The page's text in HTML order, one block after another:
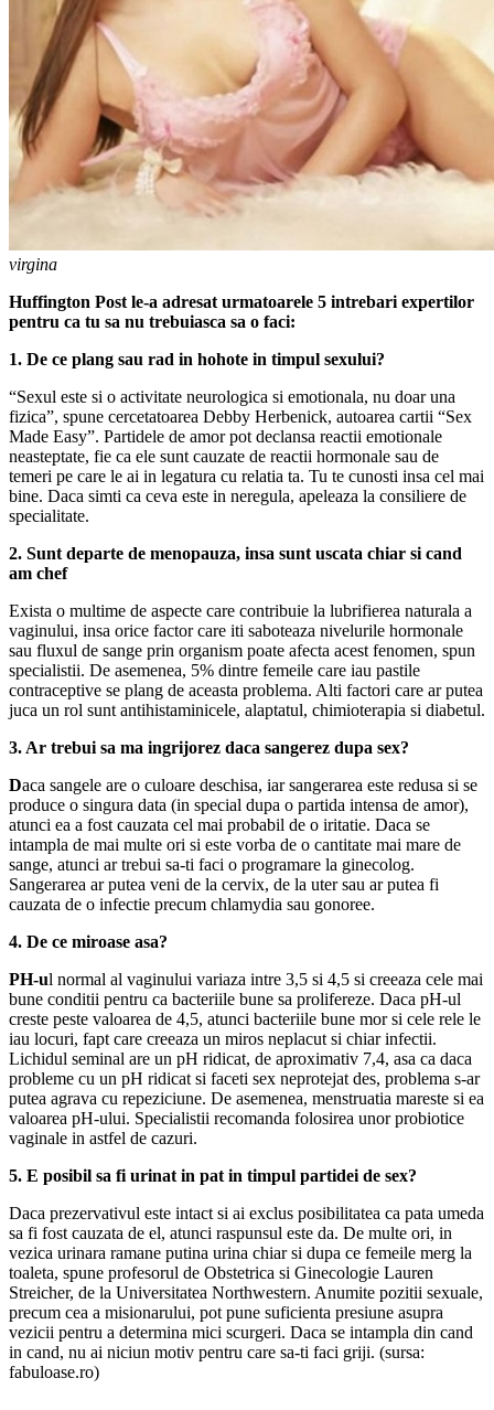
virgina
Huffington Post le-a adresat urmatoarele 5 intrebari expertilor
pentru ca tu sa nu trebuiasca sa o faci:
1. De ce plang sau rad in hohote in timpul sexului?
“Sexul este si o activitate neurologica si emotionala, nu doar una
fizica”, spune cercetatoarea Debby Herbenick, autoarea cartii “Sex
Made Easy”. Partidele de amor pot declansa reactii emotionale
neasteptate, fie ca ele sunt cauzate de reactii hormonale sau de
temeri pe care le ai in legatura cu relatia ta. Tu te cunosti insa cel mai
bine. Daca simti ca ceva este in neregula, apeleaza la consiliere de
specialitate.
2. Sunt departe de menopauza, insa sunt uscata chiar si cand
am chef
Exista o multime de aspecte care contribuie la lubrifierea naturala a
vaginului, insa orice factor care iti saboteaza nivelurile hormonale
sau fluxul de sange prin organism poate afecta acest fenomen, spun
specialistii. De asemenea, 5% dintre femeile care iau pastile
contraceptive se plang de aceasta problema. Alti factori care ar putea
juca un rol sunt antihistaminicele, alaptatul, chimioterapia si diabetul.
3. Ar trebui sa ma ingrijorez daca sangerez dupa sex?
Daca sangele are o culoare deschisa, iar sangerarea este redusa si se
produce o singura data (in special dupa o partida intensa de amor),
atunci ea a fost cauzata cel mai probabil de o iritatie. Daca se
intampla de mai multe ori si este vorba de o cantitate mai mare de
sange, atunci ar trebui sa-ti faci o programare la ginecolog.
Sangerarea ar putea veni de la cervix, de la uter sau ar putea fi
cauzata de o infectie precum chlamydia sau gonoree.
4. De ce miroase asa?
PH-ul normal al vaginului variaza intre 3,5 si 4,5 si creeaza cele mai
bune conditii pentru ca bacteriile bune sa prolifereze. Daca pH-ul
creste peste valoarea de 4,5, atunci bacteriile bune mor si cele rele le
iau locuri, fapt care creeaza un miros neplacut si chiar infectii.
Lichidul seminal are un pH ridicat, de aproximativ 7,4, asa ca daca
probleme cu un pH ridicat si faceti sex neprotejat des, problema s-ar
putea agrava cu repeziciune. De asemenea, menstruatia mareste si ea
valoarea pH-ului. Specialistii recomanda folosirea unor probiotice
vaginale in astfel de cazuri.
5. E posibil sa fi urinat in pat in timpul partidei de sex?
Daca prezervativul este intact si ai exclus posibilitatea ca pata umeda
sa fi fost cauzata de el, atunci raspunsul este da. De multe ori, in
vezica urinara ramane putina urina chiar si dupa ce femeile merg la
toaleta, spune profesorul de Obstetrica si Ginecologie Lauren
Streicher, de la Universitatea Northwestern. Anumite pozitii sexuale,
precum cea a misionarului, pot pune suficienta presiune asupra
vezicii pentru a determina mici scurgeri. Daca se intampla din cand
in cand, nu ai niciun motiv pentru care sa-ti faci griji. (sursa:
fabuloase.ro)